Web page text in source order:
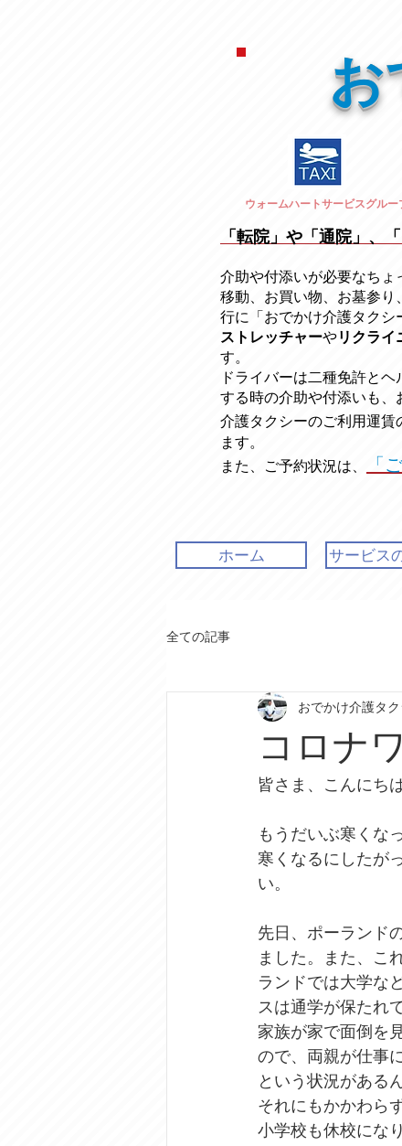
お
ウォームハートサービスグルー
「転院」や「通院」、
介助や付添いが必要なち
移動、お買い物、お墓参り
行に「おでかけ介護タクシ
ストレッチャー​やリクライ
す。
ドライバーは二種免許と
する時の介助や付添いも
介護タクシーのご利用運賃
ます。
また、ご予約状況は、
「
ホーム サービス
全ての記事
コロナ
おでかけ介護タ
皆さま、こんにちは
もうだいぶ寒くな
寒くなるにしたが
い。
先日、ポーランド
ました。また、こ
ランドでは大学な
スは通学が保たれ
家族が家で面倒を
ので、両親が仕事
という状況がある
それにもかかわら
小学校も休校にな